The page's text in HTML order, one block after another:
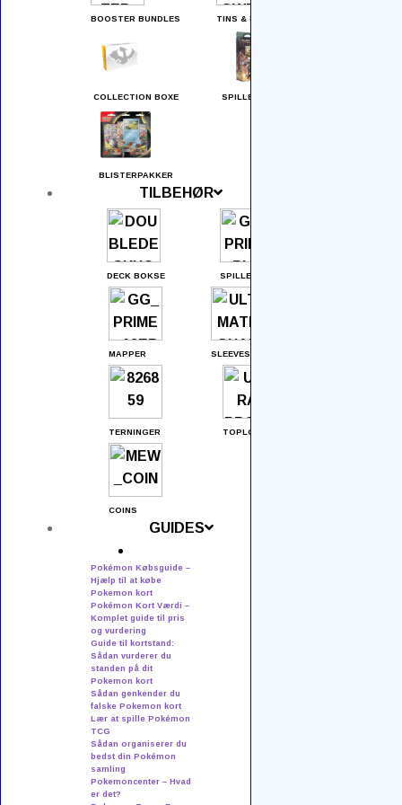
BOOSTER BUNDLES TINS & MINI TINS
COLLECTION BOXE SPILLE DECKS
BLISTERPAKKER
TILBEHØR
DECK BOKSE SPILLEMÅTTER
MAPPER SLEEVES (LOMMER)
TERNINGER TOPLOADERS
COINS
GUIDES
Pokémon Købsguide –
Hjælp til at købe
Pokemon kort
Pokémon Kort Værdi –
Komplet guide til pris
og vurdering
Guide til kortstand:
Sådan vurderer du
standen på dit
Pokemon kort
Sådan genkender du
falske Pokemon kort
Lær at spille Pokémon
TCG
Sådan organiserer du
bedst din Pokémon
samling
Pokemoncenter – Hvad
er det?
Åbningstider
Cookie- og privatlivspolitik
Sælg din samling
Returnering
Produktkategorier
Blisterpakker
Booster Boxes
Booster Bundles
Collection Boxe
Elite Trainer Boxes
Forudbestil
Tins & Mini Tins
Kontakt os
PH Event & TCG
v./ Kenneth Nielsen
Bastrups Alle 38
8940 Randers SV
CVR: 3268 2707